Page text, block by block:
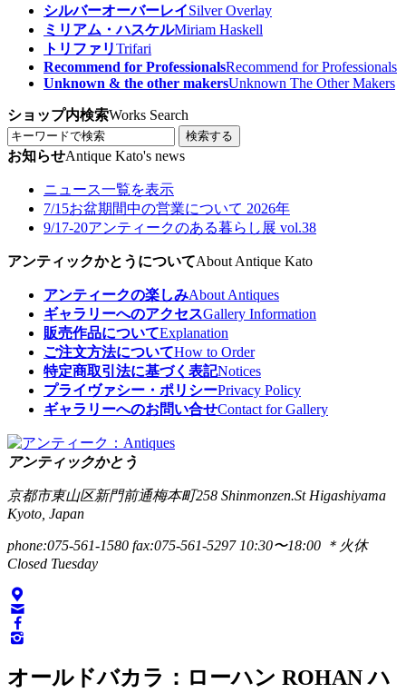
シルバーオーバーレイSilver Overlay
ミリアム・ハスケルMiriam Haskell
トリファリTrifari
Recommend for ProfessionalsRecommend for Professionals
Unknown & the other makersUnknown The Other Makers
ショップ内検索Works Search
検索する
お知らせAntique Kato's news
ニュース一覧を表示
7/15お盆期間中の営業について 2026年
9/17-20アンティークのある暮らし展 vol.38
アンティックかとうについてAbout Antique Kato
アンティークの楽しみAbout Antiques
ギャラリーへのアクセスGallery Information
販売作品についてExplanation
ご注文方法についてHow to Order
特定商取引法に基づく表記Notices
プライヴァシー・ポリシーPrivacy Policy
ギャラリーへのお問い合せContact for Gallery
アンティックかとう
京都市東山区新門前通梅本町258 Shinmonzen.St Higashiyama
Kyoto, Japan
phone:075-561-1580 fax:075-561-5297 10:30〜18:00 ＊火休
Closed Tuesday
オールドバカラ：ローハン ROHAN ハ